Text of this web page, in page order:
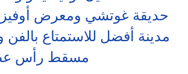
حديقة غوتشي ومعرض
مدينة أفضل للاستمتاع بالفن
مسقط رأس